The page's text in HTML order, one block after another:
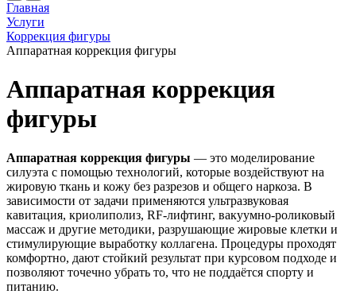
Главная
Услуги
Коррекция фигуры
Аппаратная коррекция фигуры
Аппаратная коррекция
фигуры
Аппаратная коррекция фигуры — это моделирование
силуэта с помощью технологий, которые воздействуют на
жировую ткань и кожу без разрезов и общего наркоза. В
зависимости от задачи применяются ультразвуковая
кавитация, криолиполиз, RF-лифтинг, вакуумно-роликовый
массаж и другие методики, разрушающие жировые клетки и
стимулирующие выработку коллагена. Процедуры проходят
комфортно, дают стойкий результат при курсовом подходе и
позволяют точечно убрать то, что не поддаётся спорту и
питанию.